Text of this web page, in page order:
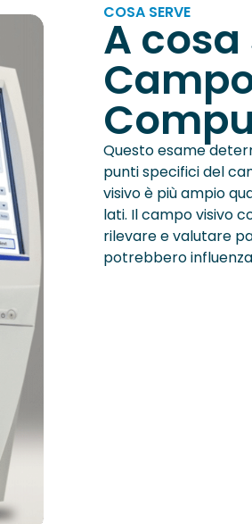
COSA SERVE
A
Questo esame
punti specifici del
visivo è più ampio
lati. Il campo visivo
rilevare e valutare
potrebbero